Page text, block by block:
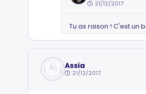
21/12/2017
Tu as raison ! C'est un
Assia
21/12/2017